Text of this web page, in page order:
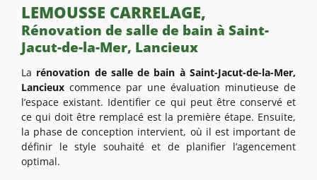
LEMOUSSE CARRELAGE,
Rénovation de salle de bain à Saint-
Jacut-de-la-Mer, Lancieux
La rénovation de salle de bain à Saint-Jacut-de-la-Mer,
Lancieux commence par une évaluation minutieuse de
l’espace existant. Identifier ce qui peut être conservé et
ce qui doit être remplacé est la première étape. Ensuite,
la phase de conception intervient, où il est important de
définir le style souhaité et de planifier l’agencement
optimal.